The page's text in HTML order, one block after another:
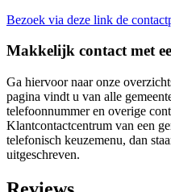
Bezoek via deze link de
Makkelijk contact met
Ga hiervoor naar onze
pagina vindt u van alle
telefoonnummer en overige
Klantcontactcentrum van een
telefonisch keuzemenu, dan
uitgeschreven.